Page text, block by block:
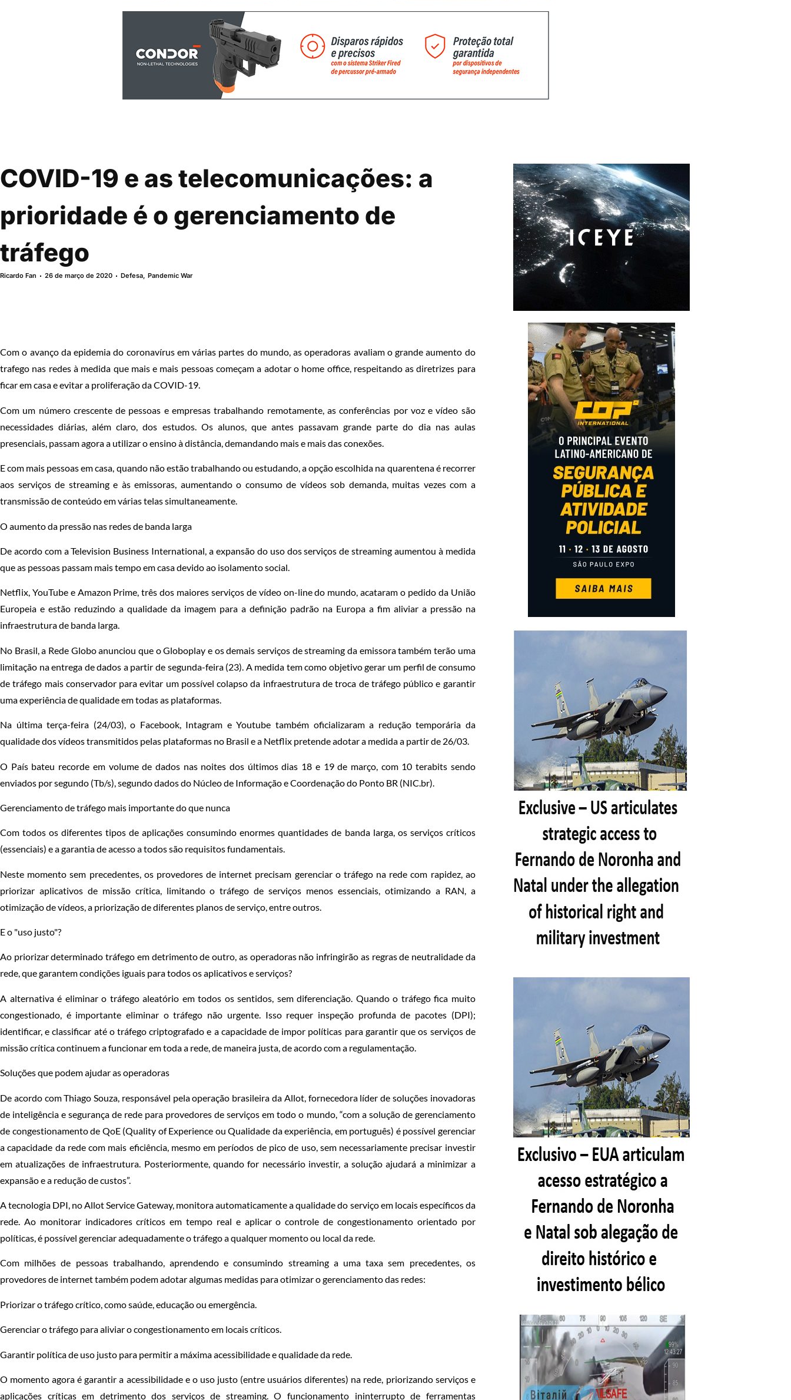
COVID-19 e as telecomunicações: a
prioridade é o gerenciamento de
tráfego
Ricardo Fan 26 de março de 2020 Defesa,Pandemic War
Com o avanço da epidemia do coronavírus em várias partes do mundo, as operadoras avaliam o grande aumento do
trafego nas redes à medida que mais e mais pessoas começam a adotar o home office, respeitando as diretrizes para
ficar em casa e evitar a proliferação da COVID-19.
Com um número crescente de pessoas e empresas trabalhando remotamente, as conferências por voz e vídeo são
necessidades diárias, além claro, dos estudos. Os alunos, que antes passavam grande parte do dia nas aulas
presenciais, passam agora a utilizar o ensino à distância, demandando mais e mais das conexões.
E com mais pessoas em casa, quando não estão trabalhando ou estudando, a opção escolhida na quarentena é recorrer
aos serviços de streaming e às emissoras, aumentando o consumo de vídeos sob demanda, muitas vezes com a
transmissão de conteúdo em várias telas simultaneamente.
O aumento da pressão nas redes de banda larga
De acordo com a Television Business International, a expansão do uso dos serviços de streaming aumentou à medida
que as pessoas passam mais tempo em casa devido ao isolamento social.
Netflix, YouTube e Amazon Prime, três dos maiores serviços de vídeo on-line do mundo, acataram o pedido da União
Europeia e estão reduzindo a qualidade da imagem para a definição padrão na Europa a fim aliviar a pressão na
infraestrutura de banda larga.
No Brasil, a Rede Globo anunciou que o Globoplay e os demais serviços de streaming da emissora também terão uma
limitação na entrega de dados a partir de segunda-feira (23). A medida tem como objetivo gerar um perfil de consumo
de tráfego mais conservador para evitar um possível colapso da infraestrutura de troca de tráfego público e garantir
uma experiência de qualidade em todas as plataformas.
Na última terça-feira (24/03), o Facebook, Intagram e Youtube também oficializaram a redução temporária da
qualidade dos vídeos transmitidos pelas plataformas no Brasil e a Netflix pretende adotar a medida a partir de 26/03.
O País bateu recorde em volume de dados nas noites dos últimos dias 18 e 19 de março, com 10 terabits sendo
enviados por segundo (Tb/s), segundo dados do Núcleo de Informação e Coordenação do Ponto BR (NIC.br).
Gerenciamento de tráfego mais importante do que nunca
Com todos os diferentes tipos de aplicações consumindo enormes quantidades de banda larga, os serviços críticos
(essenciais) e a garantia de acesso a todos são requisitos fundamentais.
Neste momento sem precedentes, os provedores de internet precisam gerenciar o tráfego na rede com rapidez, ao
priorizar aplicativos de missão crítica, limitando o tráfego de serviços menos essenciais, otimizando a RAN, a
otimização de vídeos, a priorização de diferentes planos de serviço, entre outros.
E o "uso justo"?
Ao priorizar determinado tráfego em detrimento de outro, as operadoras não infringirão as regras de neutralidade da
rede, que garantem condições iguais para todos os aplicativos e serviços?
A alternativa é eliminar o tráfego aleatório em todos os sentidos, sem diferenciação. Quando o tráfego fica muito
congestionado, é importante eliminar o tráfego não urgente. Isso requer inspeção profunda de pacotes (DPI);
identificar, e classificar até o tráfego criptografado e a capacidade de impor políticas para garantir que os serviços de
missão crítica continuem a funcionar em toda a rede, de maneira justa, de acordo com a regulamentação.
Soluções que podem ajudar as operadoras
De acordo com Thiago Souza, responsável pela operação brasileira da Allot, fornecedora líder de soluções inovadoras
de inteligência e segurança de rede para provedores de serviços em todo o mundo, “com a solução de gerenciamento
de congestionamento de QoE (Quality of Experience ou Qualidade da experiência, em português) é possível gerenciar
a capacidade da rede com mais eficiência, mesmo em períodos de pico de uso, sem necessariamente precisar investir
em atualizações de infraestrutura. Posteriormente, quando for necessário investir, a solução ajudará a minimizar a
expansão e a redução de custos”.
A tecnologia DPI, no Allot Service Gateway, monitora automaticamente a qualidade do serviço em locais específicos da
rede. Ao monitorar indicadores críticos em tempo real e aplicar o controle de congestionamento orientado por
políticas, é possível gerenciar adequadamente o tráfego a qualquer momento ou local da rede.
Com milhões de pessoas trabalhando, aprendendo e consumindo streaming a uma taxa sem precedentes, os
provedores de internet também podem adotar algumas medidas para otimizar o gerenciamento das redes:
Priorizar o tráfego crítico, como saúde, educação ou emergência.
Gerenciar o tráfego para aliviar o congestionamento em locais críticos.
Garantir política de uso justo para permitir a máxima acessibilidade e qualidade da rede.
O momento agora é garantir a acessibilidade e o uso justo (entre usuários diferentes) na rede, priorizando serviços e
aplicações críticas em detrimento dos serviços de streaming. O funcionamento ininterrupto de ferramentas